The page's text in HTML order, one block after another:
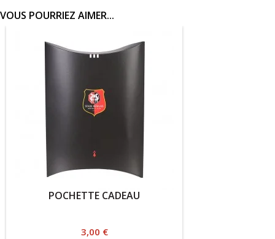
VOUS POURRIEZ AIMER...
POCHETTE CADEAU
Prix
3,00 €